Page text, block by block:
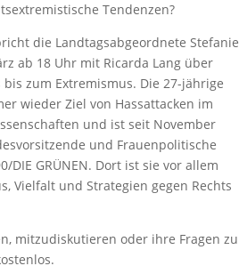
Tendenzen?
die Landtagsabgeordnete Stefanie
ab 18 Uhr mit Ricarda Lang über
zum Extremismus. Die 27-jährige
wieder Ziel von Hassattacken im
und ist seit November
und Frauenpolitische
DIE GRÜNEN. Dort ist sie vor allem
Vielfalt und Strategien gegen Rechts
mitzudiskutieren oder ihre Fragen zu